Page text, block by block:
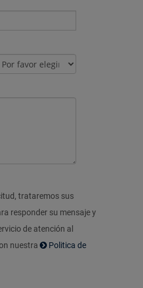
trataremos sus
responder su mensaje y
de atención al
nuestra
Politica de